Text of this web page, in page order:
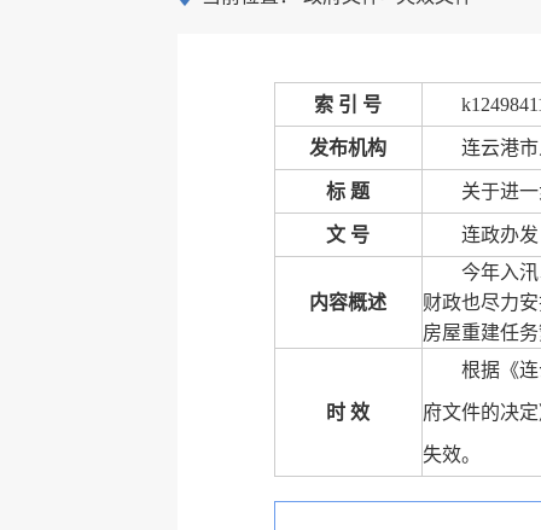
索 引 号
发布机构 连云港
标 题 关于进
文 号 连政办发
内容概述
今年入
财政也尽力
房屋重建任
时 效
根据《
府文件的决
失效。